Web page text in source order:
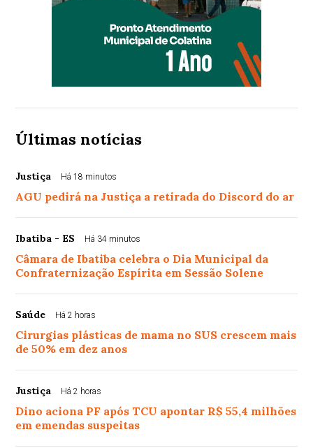
Últimas notícias
Justiça Há 18 minutos
AGU pedirá na Justiça a retirada do Discord do ar
Ibatiba - ES Há 34 minutos
Câmara de Ibatiba celebra o Dia Municipal da
Confraternização Espírita em Sessão Solene
Saúde Há 2 horas
Cirurgias plásticas de mama no SUS crescem mais
de 50% em dez anos
Justiça Há 2 horas
Dino aciona PF após TCU apontar R$ 55,4 milhões
em emendas suspeitas